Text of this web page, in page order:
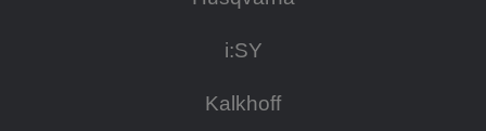
i:SY
Kalkhoff